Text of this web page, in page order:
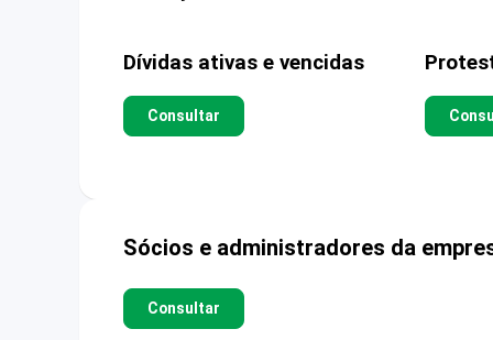
Dívidas ativas e vencidas
Consultar
Sócios e administradores da
Consultar